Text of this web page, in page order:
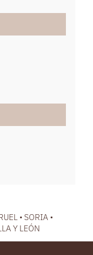
• SORIA •
Y LEÓN